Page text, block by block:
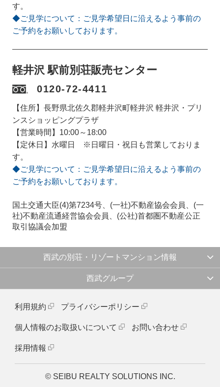
す。
◆ご見学について：ご見学希望日に沿えるよう事前の
ご予約をお願いしております。
軽井沢 駅前別荘販売センター
0120-72-4411
【住所】長野県北佐久郡軽井沢町軽井沢 軽井沢・プリ
ンスショッピングプラザ
【営業時間】10:00～18:00
【定休日】水曜日 ※日曜日・祝日も営業しておりま
す。
◆ご見学について：ご見学希望日に沿えるよう事前の
ご予約をお願いしております。
国土交通大臣(4)第7234号、(一社)不動産協会会員、(一
社)不動産流通経営協会会員、(公社)首都圏不動産公正
取引協議会加盟
西武の別荘・リゾートマンション情報
西武グループ
利用規約 プライバシーポリシー
個人情報のお取扱いについて お問い合わせ
採用情報
© SEIBU REALTY SOLUTIONS INC.